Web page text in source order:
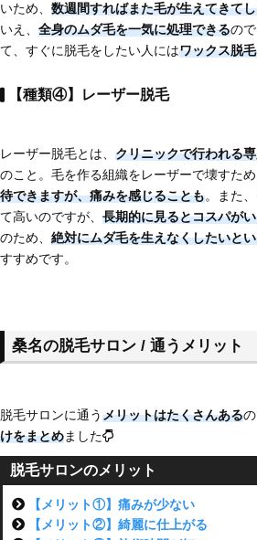
いため、 数週間すればまた毛が生えてきて
いえ、 全身のムダ毛を一気に処理できるの
て、すぐに脱毛をしたい人にはワックス脱
【種類④】レーザー脱毛
レーザー脱毛とは、 クリニックで行われる
のこと。毛を作る組織をレーザーで壊すため
待できますが、痛みを感じることも。また
て高いのですが、 長期的に見るとコスパが
のため、 絶対にムダ毛を生えなくしたいと
すすめです。
桑名の脱毛サロン / 通うメリット
脱毛サロンに通うメリットはたくさんある
けをまとめました
脱毛サロンのメリット
【メリット①】痛みが少ない
【メリット②】綺麗に仕上がる